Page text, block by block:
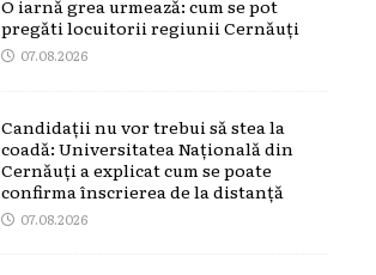
O iarnă grea urmează: cum se pot
pregăti locuitorii regiunii Cernăuți
07.08.2026
Candidații nu vor trebui să stea la
coadă: Universitatea Națională din
Cernăuți a explicat cum se poate
confirma înscrierea de la distanță
07.08.2026